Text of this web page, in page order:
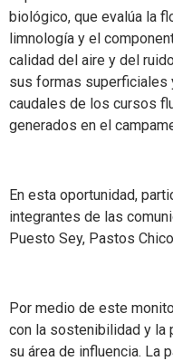
biológico, que evalúa la
limnología y el
calidad del aire y del
sus formas superficiales
caudales de los cursos
generados en el
En esta oportunidad,
integrantes de las
Puesto Sey, Pastos
Por medio de este
con la sostenibilidad y la
su área de influencia. La